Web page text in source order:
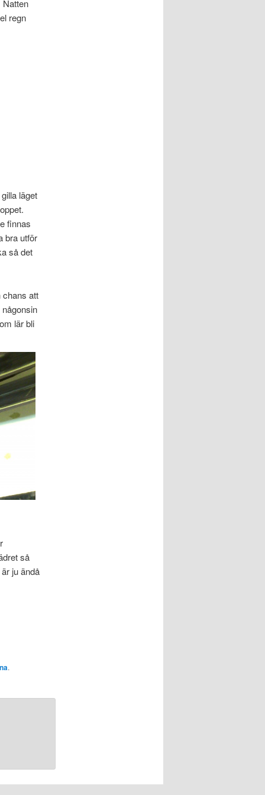
Natten
regn
läget
finnas
bra utför
så det
chans att
lär bli
så
ju ändå
.